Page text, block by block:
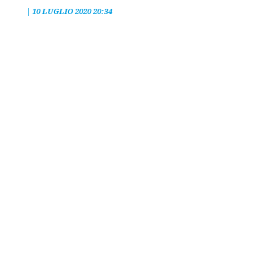
| 10 LUGLIO 2020 20:34